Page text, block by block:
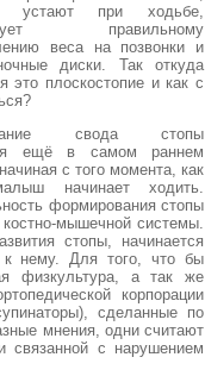
устают при ходьбе,
правильному
веса на позвонки и
диски. Так откуда
это плоскостопие и как с
свода стопы
ещё в самом раннем
с того момента, как
начинает ходить.
формирования стопы
мышечной системы.
стопы, начинается
к нему. Для того, что бы
физкультура, а так же
корпорации
сделанные по
мнения, одни считают
связанной с нарушением